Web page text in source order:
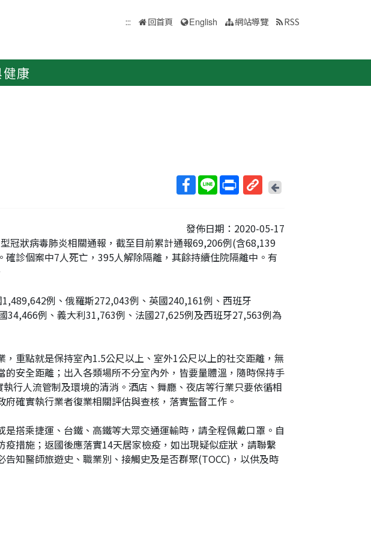
::: 回首頁 English 網站導覽 RSS
康
短
網
址
回
上
頁
發佈日期：2020-05-17
冠狀病毒肺炎相關通報，截至目前累計通報69,206例(含68,139
診個案中7人死亡，395人解除隔離，其餘持續住院隔離中。有
例、俄羅斯272,043例、英國240,161例、西班牙
例、義大利31,763例、法國27,625例及西班牙27,563例為
重點就是保持室內1.5公尺以上、室外1公尺以上的社交距離，無
安全距離；出入各類場所不分室內外，皆要量體溫，隨時保持手
行人流管制及環境的清消。酒店、舞廳、夜店等行業只要依循相
確實執行業者復業相關評估與查核，落實監督工作。
搭乘捷運、台鐵、高鐵等大眾交通運輸時，請全程佩戴口罩。自
措施；返國後應落實14天居家檢疫，如出現疑似症狀，請聯繫
知醫師旅遊史、職業別、接觸史及是否群聚(TOCC)，以供及時